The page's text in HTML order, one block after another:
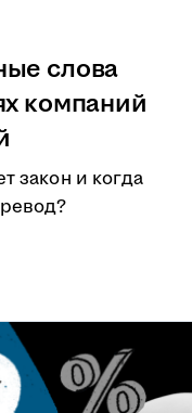
слова
компаний
закон и когда